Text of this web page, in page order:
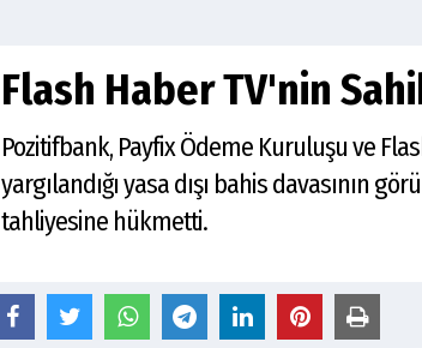
Flash Haber TV'nin
Pozitifbank, Payfix Ödeme Kuruluşu ve
yargılandığı yasa dışı bahis davasının
tahliyesine hükmetti.